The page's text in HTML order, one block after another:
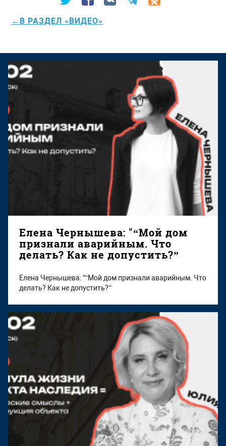
←В РАЗДЕЛ «ВИДЕО»
Елена Чернышева: "“Мой дом
признали аварийным. Что
делать? Как не допустить?”
Елена Чернышева: "“Мой дом признали аварийным. Что
делать? Как не допустить?”